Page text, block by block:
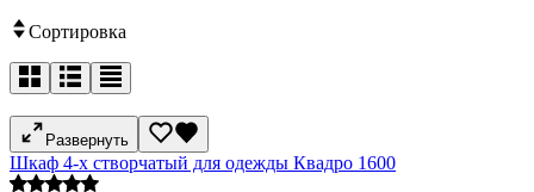
Сортировка
Развернуть
Шкаф 4-х створчатый для одежды Квадро 1600